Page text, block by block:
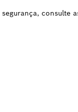
consulte